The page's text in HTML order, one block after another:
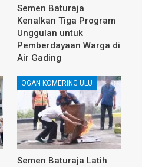
Semen Baturaja
Kenalkan Tiga Program
Unggulan untuk
Pemberdayaan Warga di
Air Gading
OGAN KOMERING ULU
Semen Baturaja Latih